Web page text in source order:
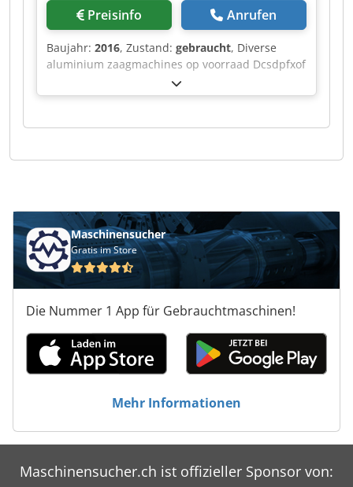
Preisinfo Anrufen
Baujahr: 2016, Zustand: gebraucht, Diverse
aluminium zaagmachines op voorraad Dcsdpfxof
Maschinensucher
Gratis im Store
Die Nummer 1 App für Gebrauchtmaschinen!
Mehr Informationen
Maschinensucher.ch ist offizieller Sponsor von: